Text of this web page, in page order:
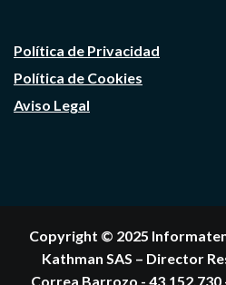
Política de Privacidad
Política de Cookies
Aviso Legal
Copyright © 2025
Kathman SAS – Director
Correa Barrozo - 43.152.730